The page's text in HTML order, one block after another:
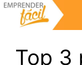
Saltar
Top 3